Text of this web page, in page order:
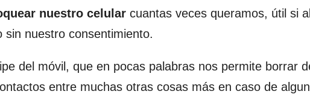
nuestro celular cuantas veces queramos, útil si
nuestro consentimiento.
del móvil, que en pocas palabras nos permite borrar
entre muchas otras cosas más en caso de